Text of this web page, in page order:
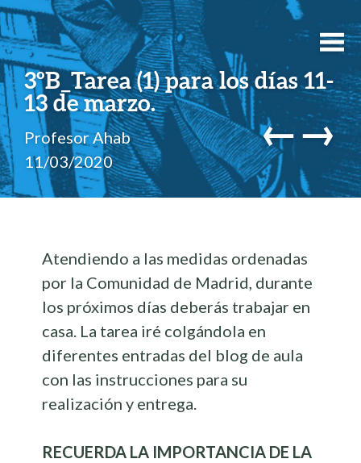
3ºB_Tarea (1) para los días 11-
13 de marzo.
Profesor Ahab
11/03/2020
←→
Atendiendo a las medidas ordenadas
por la Comunidad de Madrid, durante
los próximos días deberás trabajar en
casa. La tarea iré colgándola en
diferentes entradas del blog de aula
con las instrucciones para su
realización y entrega.
RECUERDA LA IMPORTANCIA DE LA